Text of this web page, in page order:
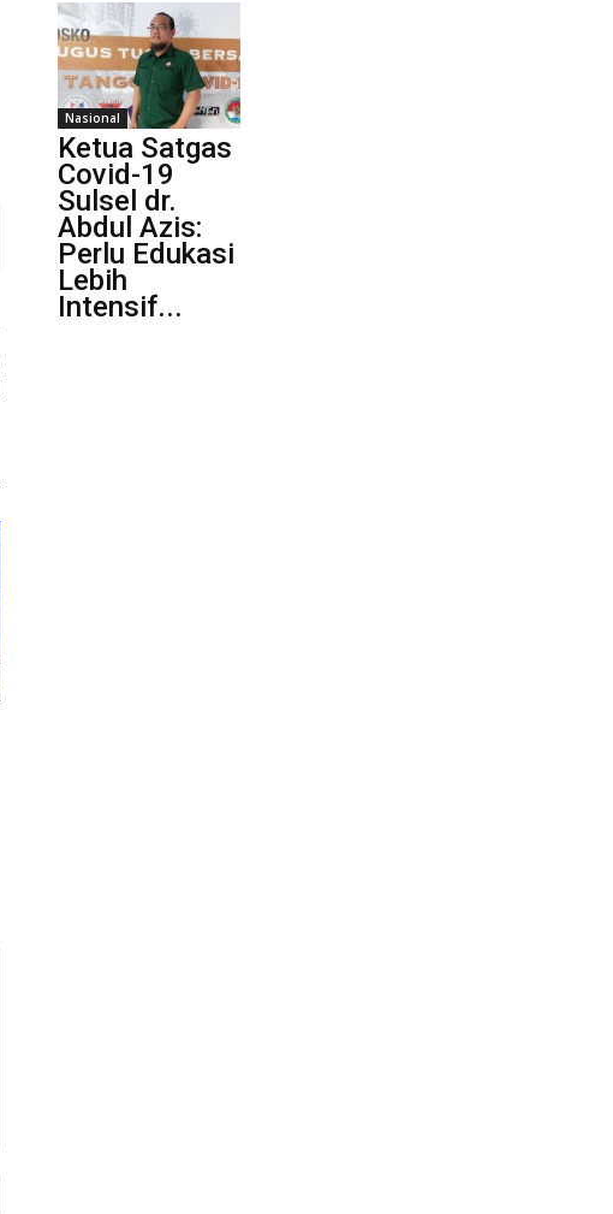
Nasional
Ketua Satgas
Covid-19
Sulsel dr.
Abdul Azis:
Perlu Edukasi
Lebih
Intensif...